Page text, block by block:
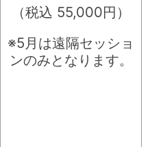
（税込 55,000円）
※5月は遠隔セッショ
ンのみとなります。